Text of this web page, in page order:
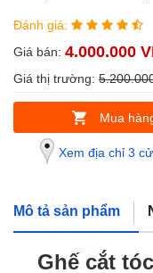
Đánh giá:
Giá bán: 4.000.000
Giá thị trường:
Mua
Xem địa chỉ 3
Mô tả sản phẩm
Ghế cắt